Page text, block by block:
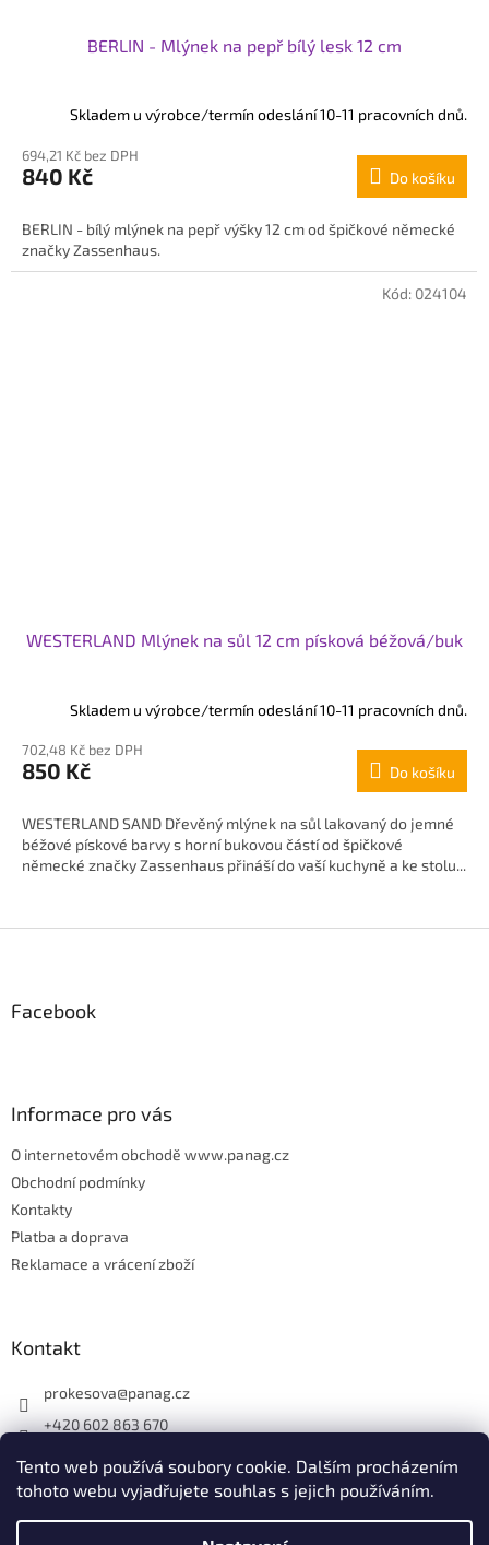
Tento web používá soubory cookie. Dalším procházením
tohoto webu vyjadřujete souhlas s jejich používáním.
BERLIN - Mlýnek na pepř bílý lesk 12 cm
Skladem u výrobce/termín odeslání 10-11 pracovních dnů.
694,21 Kč bez DPH
840 Kč Do košíku
BERLIN - bílý mlýnek na pepř výšky 12 cm od špičkové německé
značky Zassenhaus.
WESTERLAND Mlýnek na sůl 12 cm písková béžová/buk
Skladem u výrobce/termín odeslání 10-11 pracovních dnů.
702,48 Kč bez DPH
850 Kč Do košíku
WESTERLAND SAND Dřevěný mlýnek na sůl lakovaný do jemné
béžové pískové barvy s horní bukovou částí od špičkové
německé značky Zassenhaus přináší do vaší kuchyně a ke stolu...
Kód: 024104
p
aFacebook
Informace pro vás
O internetovém obchodě www.panag.cz
Obchodní podmínky
Kontakty
Platba a doprava
Reklamace a vrácení zboží
Kontakt
prokesova@panag.cz
+420 602 863 670